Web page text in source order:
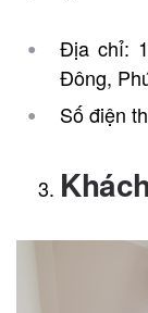
Địa chỉ:
Đông,
Số điện